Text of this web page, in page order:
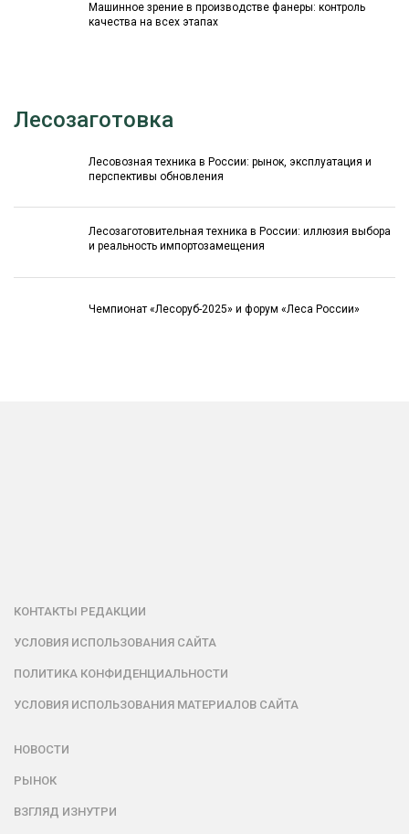
Машинное зрение в производстве фанеры: контроль
качества на всех этапах
Лесозаготовка
Лесовозная техника в России: рынок, эксплуатация и
перспективы обновления
Лесозаготовительная техника в России: иллюзия выбора
и реальность импортозамещения
Чемпионат «Лесоруб-2025» и форум «Леса России»
КОНТАКТЫ РЕДАКЦИИ
УСЛОВИЯ ИСПОЛЬЗОВАНИЯ САЙТА
ПОЛИТИКА КОНФИДЕНЦИАЛЬНОСТИ
УСЛОВИЯ ИСПОЛЬЗОВАНИЯ МАТЕРИАЛОВ САЙТА
НОВОСТИ
РЫНОК
ВЗГЛЯД ИЗНУТРИ